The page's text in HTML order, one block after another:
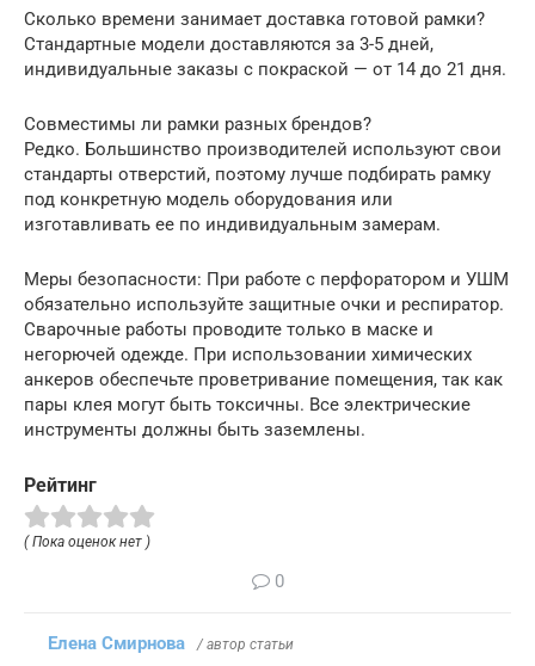
Сколько времени занимает доставка готовой рамки?
Стандартные модели доставляются за 3-5 дней,
индивидуальные заказы с покраской — от 14 до 21 дня.
Совместимы ли рамки разных брендов?
Редко. Большинство производителей используют свои
стандарты отверстий, поэтому лучше подбирать рамку
под конкретную модель оборудования или
изготавливать ее по индивидуальным замерам.
Меры безопасности: При работе с перфоратором и УШМ
обязательно используйте защитные очки и респиратор.
Сварочные работы проводите только в маске и
негорючей одежде. При использовании химических
анкеров обеспечьте проветривание помещения, так как
пары клея могут быть токсичны. Все электрические
инструменты должны быть заземлены.
Рейтинг
( Пока оценок нет )
0
Елена Смирнова / автор статьи